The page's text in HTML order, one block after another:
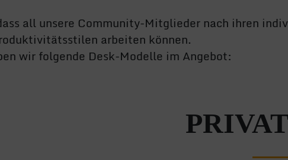
all unsere Community-Mitglieder nach ihren
arbeiten können.
wir folgende Desk-Modelle im Angebot: